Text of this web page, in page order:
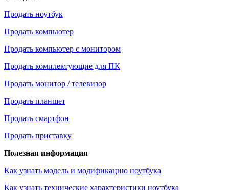
Продать ноутбук
Продать компьютер
Продать компьютер с монитором
Продать комплектующие для ПК
Продать монитор / телевизор
Продать планшет
Продать смартфон
Продать приставку
Полезная информация
Как узнать модель и модификацию ноутбука
Как узнать технические характеристики ноутбука